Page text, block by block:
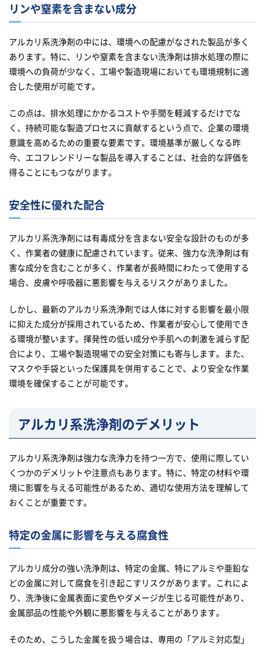
リンや窒素を含まない成分
アルカリ系洗浄剤の中には、環境への配慮がなされた製品が多く
あります。特に、リンや窒素を含まない洗浄剤は排水処理の際に
環境への負荷が少なく、工場や製造現場においても環境規制に適
合した使用が可能です。
この点は、排水処理にかかるコストや手間を軽減するだけでな
く、持続可能な製造プロセスに貢献するという点で、企業の環境
意識を高めるための重要な要素です。環境基準が厳しくなる昨
今、エコフレンドリーな製品を導入することは、社会的な評価を
得ることにもつながります。
安全性に優れた配合
アルカリ系洗浄剤には有毒成分を含まない安全な設計のものが多
く、作業者の健康に配慮されています。従来、強力な洗浄剤は有
害な成分を含むことが多く、作業者が長時間にわたって使用する
場合、皮膚や呼吸器に悪影響を与えるリスクがありました。
しかし、最新のアルカリ系洗浄剤では人体に対する影響を最小限
に抑えた成分が採用されているため、作業者が安心して使用でき
る環境が整います。揮発性の低い成分や手肌への刺激を減らす配
合により、工場や製造現場での安全対策にも寄与します。また、
マスクや手袋といった保護具を併用することで、より安全な作業
環境を確保することが可能です。
アルカリ系洗浄剤のデメリット
アルカリ系洗浄剤は強力な洗浄力を持つ一方で、使用に際してい
くつかのデメリットや注意点もあります。特に、特定の材料や環
境に影響を与える可能性があるため、適切な使用方法を理解して
おくことが重要です。
特定の金属に影響を与える腐食性
アルカリ成分の強い洗浄剤は、特定の金属、特にアルミや亜鉛な
どの金属に対して腐食を引き起こすリスクがあります。これによ
り、洗浄後に金属表面に変色やダメージが生じる可能性があり、
金属部品の性能や外観に悪影響を与えることがあります。
そのため、こうした金属を扱う場合は、専用の「アルミ対応型」